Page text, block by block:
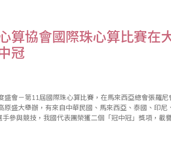
算協會國際珠心算比賽在
冠
盛會－第11屆國際珠心算比賽，在馬來西亞總會張羅
原盛大舉辦，有來自中華民國、馬來西亞、泰國、印尼
參與競技，我國代表團榮獲二個「冠中冠」獎項，載